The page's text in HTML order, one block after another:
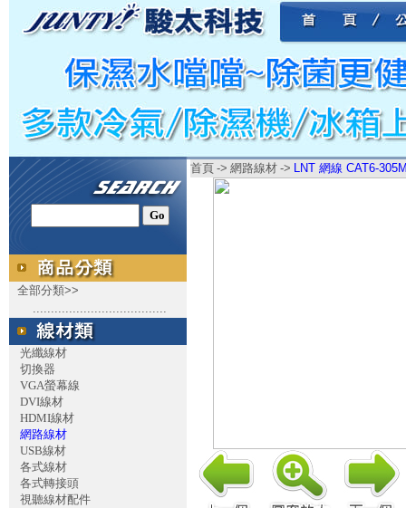
全部分類>>
.....................................
光纖線材
切換器
VGA螢幕線
DVI線材
HDMI線材
網路線材
USB線材
各式線材
各式轉接頭
視聽線材配件
首頁 -> 網路線材 -> LNT 網線 CAT6-